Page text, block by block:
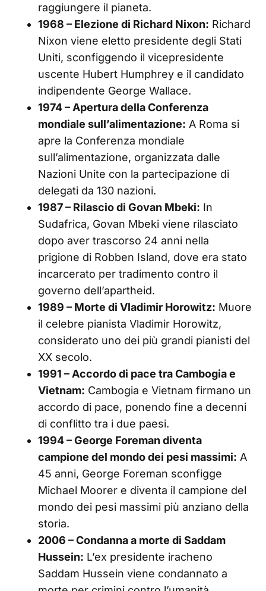
raggiungere il pianeta.
1968 – Elezione di Richard Nixon: Richard
Nixon viene eletto presidente degli Stati
Uniti, sconfiggendo il vicepresidente
uscente Hubert Humphrey e il candidato
indipendente George Wallace.
1974 – Apertura della Conferenza
mondiale sull’alimentazione: A Roma si
apre la Conferenza mondiale
sull’alimentazione, organizzata dalle
Nazioni Unite con la partecipazione di
delegati da 130 nazioni.
1987 – Rilascio di Govan Mbeki: In
Sudafrica, Govan Mbeki viene rilasciato
dopo aver trascorso 24 anni nella
prigione di Robben Island, dove era stato
incarcerato per tradimento contro il
governo dell’apartheid.
1989 – Morte di Vladimir Horowitz: Muore
il celebre pianista Vladimir Horowitz,
considerato uno dei più grandi pianisti del
XX secolo.
1991 – Accordo di pace tra Cambogia e
Vietnam: Cambogia e Vietnam firmano un
accordo di pace, ponendo fine a decenni
di conflitto tra i due paesi.
1994 – George Foreman diventa
campione del mondo dei pesi massimi: A
45 anni, George Foreman sconfigge
Michael Moorer e diventa il campione del
mondo dei pesi massimi più anziano della
storia.
2006 – Condanna a morte di Saddam
Hussein: L’ex presidente iracheno
Saddam Hussein viene condannato a